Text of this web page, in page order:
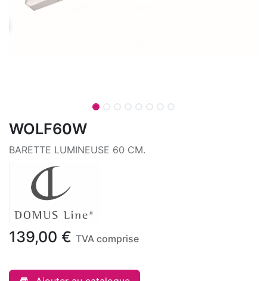
WOLF60W
BARETTE LUMINEUSE 60 CM.
139,00 € TVA comprise